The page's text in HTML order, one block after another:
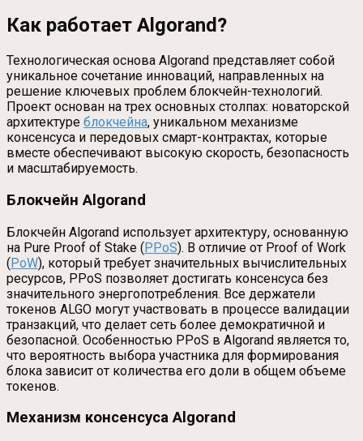
Как работает Algorand?
Технологическая основа Algorand представляет собой
уникальное сочетание инноваций, направленных на
решение ключевых проблем блокчейн-технологий.
Проект основан на трех основных столпах: новаторской
архитектуре блокчейна, уникальном механизме
консенсуса и передовых смарт-контрактах, которые
вместе обеспечивают высокую скорость, безопасность
и масштабируемость.
Блокчейн Algorand
Блокчейн Algorand использует архитектуру, основанную
на Pure Proof of Stake (PPoS). В отличие от Proof of Work
(PoW), который требует значительных вычислительных
ресурсов, PPoS позволяет достигать консенсуса без
значительного энергопотребления. Все держатели
токенов ALGO могут участвовать в процессе валидации
транзакций, что делает сеть более демократичной и
безопасной. Особенностью PPoS в Algorand является то,
что вероятность выбора участника для формирования
блока зависит от количества его доли в общем объеме
токенов.
Механизм консенсуса Algorand